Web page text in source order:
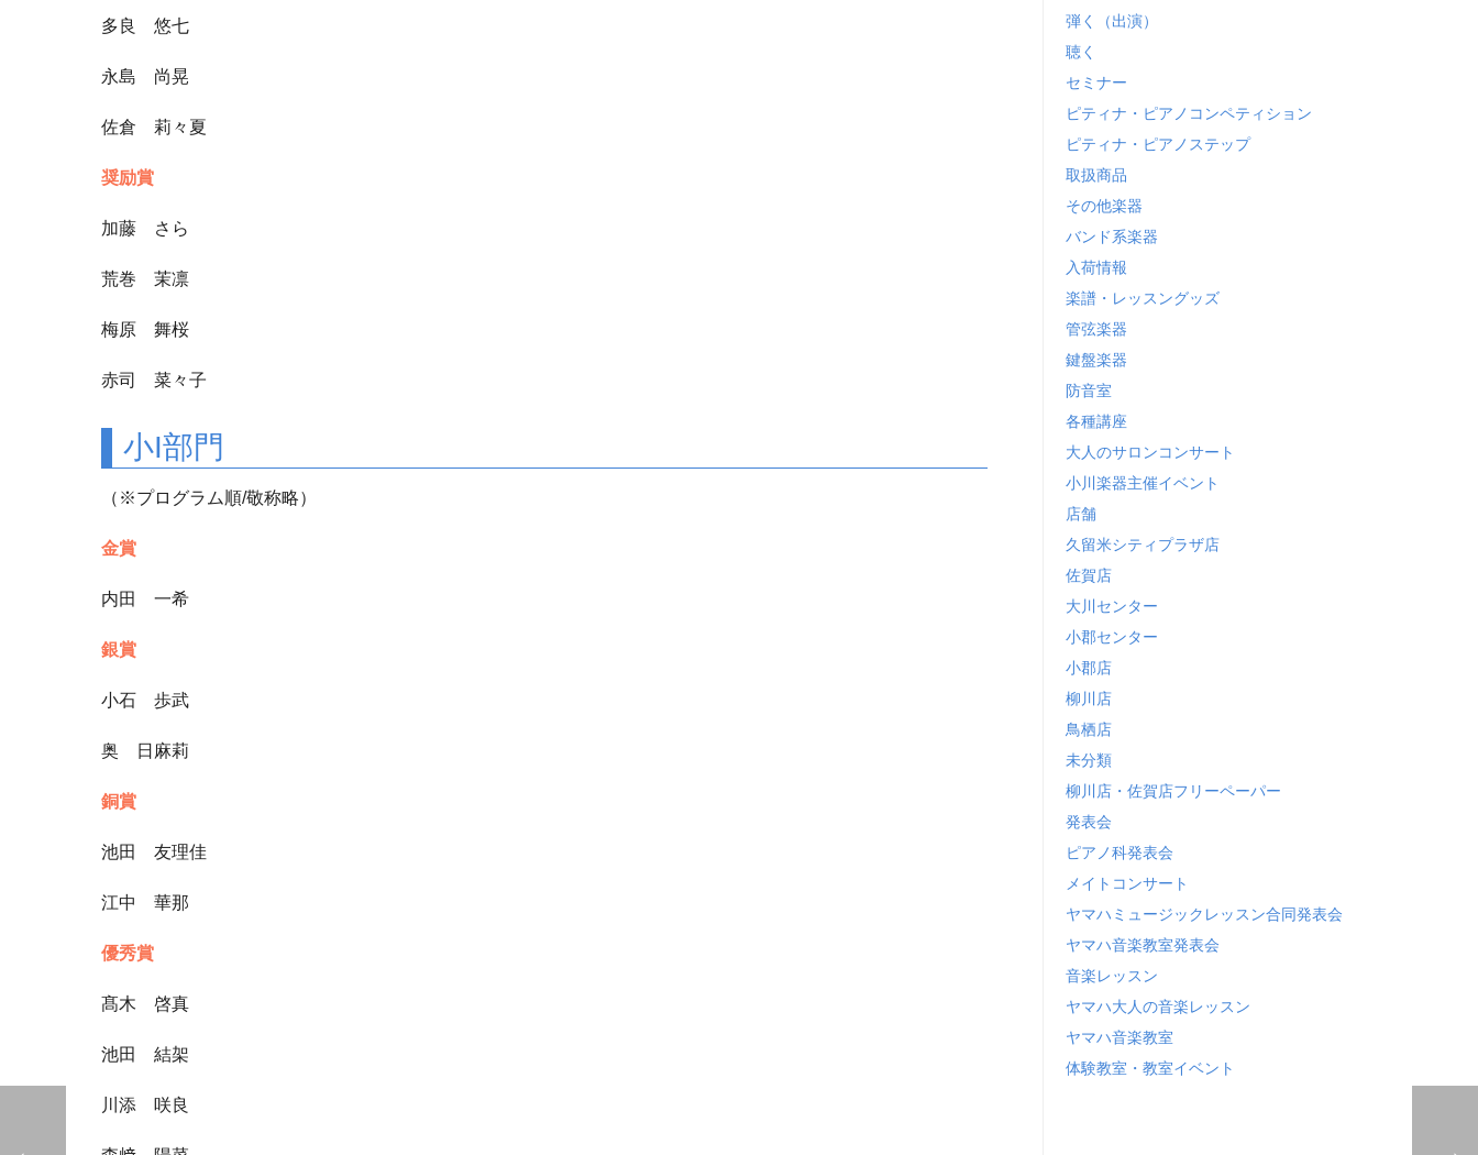
多良 悠七
永島 尚晃
佐倉 莉々夏
奨励賞
加藤 さら
荒巻 茉凛
梅原 舞桜
赤司 菜々子
小I部門
（※プログラム順/敬称略）
金賞
内田 一希
銀賞
小石 歩武
奥 日麻莉
銅賞
池田 友理佳
江中 華那
優秀賞
髙木 啓真
池田 結架
川添 咲良
弾く（出演）
聴く
セミナー
ピティナ・ピアノコンペティション
ピティナ・ピアノステップ
取扱商品
その他楽器
バンド系楽器
入荷情報
楽譜・レッスングッズ
管弦楽器
鍵盤楽器
防音室
各種講座
大人のサロンコンサート
小川楽器主催イベント
店舗
久留米シティプラザ店
佐賀店
大川センター
小郡センター
小郡店
柳川店
鳥栖店
未分類
柳川店・佐賀店フリーペーパー
発表会
ピアノ科発表会
メイトコンサート
ヤマハミュージックレッスン合同発表会
ヤマハ音楽教室発表会
音楽レッスン
ヤマハ大人の音楽レッスン
ヤマハ音楽教室
体験教室・教室イベント